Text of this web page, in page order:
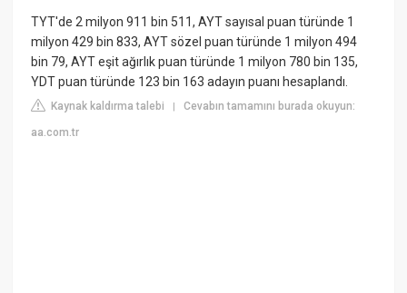
TYT'de 2 milyon 911 bin 511, AYT sayısal puan türünde 1
milyon 429 bin 833, AYT sözel puan türünde 1 milyon 494
bin 79, AYT eşit ağırlık puan türünde 1 milyon 780 bin 135,
YDT puan türünde 123 bin 163 adayın puanı hesaplandı.
Kaynak kaldırma talebi |Cevabın tamamını burada okuyun:
aa.com.tr